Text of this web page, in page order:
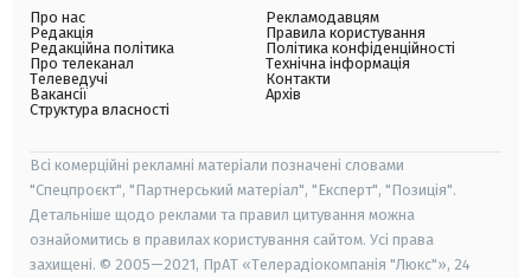
Про нас
Редакція
Редакційна політика
Про телеканал
Телеведучі
Вакансії
Структура власності
Рекламодавцям
Правила користування
Політика конфіденційності
Технічна інформація
Контакти
Архів
Всі комерційні рекламні матеріали позначені словами
"Спецпроєкт", "Партнерський матеріал", "Експерт", "Позиція".
Детальніше щодо реклами та правил цитування можна
ознайомитись в правилах користування сайтом. Усі права
захищені. © 2005—2021, ПрАТ «Телерадіокомпанія "Люкс"», 24